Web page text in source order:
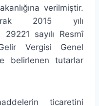
verilmiştir.
2015 yılı
sayılı Resmî
Vergisi Genel
belirlenen tutarlar
ticaretini